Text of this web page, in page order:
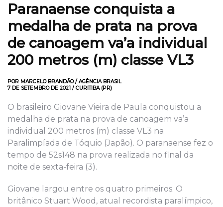
Paranaense conquista a
medalha de prata na prova
de canoagem va’a individual
200 metros (m) classe VL3
POR MARCELO BRANDÃO / AGÊNCIA BRASIL
7 DE SETEMBRO DE 2021 / CURITIBA (PR)
O brasileiro Giovane Vieira de Paula conquistou a
medalha de prata na prova de canoagem va’a
individual 200 metros (m) classe VL3 na
Paralimpíada de Tóquio (Japão). O paranaense fez o
tempo de 52s148 na prova realizada no final da
noite de sexta-feira (3).
Giovane largou entre os quatro primeiros. O
britânico Stuart Wood, atual recordista paralímpico,